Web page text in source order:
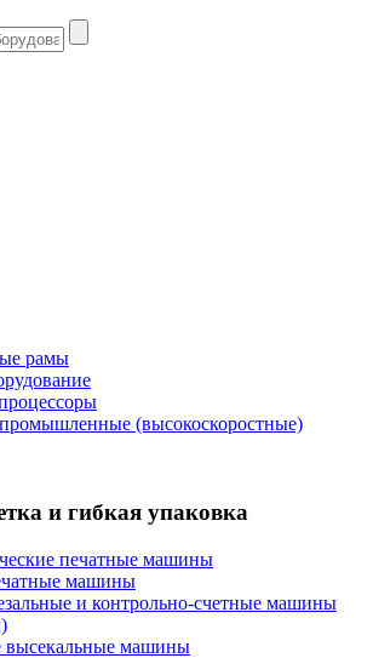
рамы
(высокоскоростные)
и гибкая упаковка
печатные машины
машины
и контрольно-счетные машины
высекальные машины